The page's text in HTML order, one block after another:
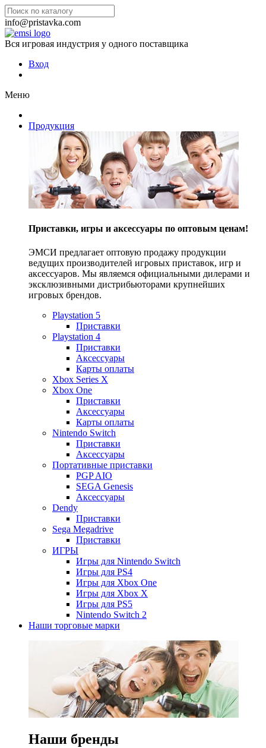
info@pristavka.com
Вся игровая индустрия у одного поставщика
Вход
Меню
Продукция
Приставки, игры и аксессуары по оптовым ценам!
ЭМСИ предлагает оптовую продажу продукции
ведущих производителей игровых приставок, игр и
аксессуаров. Мы являемся официальными дилерами и
эксклюзивными дистрибьюторами крупнейших
игровых брендов.
Playstation 5
Приставки
Playstation 4
Приставки
Аксессуары
Карты оплаты
Xbox Series X
Xbox One
Приставки
Аксессуары
Карты оплаты
Nintendo Switch
Приставки
Аксессуары
Портативные приставки
PGP AIO
SEGA Genesis
Аксессуары
Dendy
Приставки
Sega Megadrive
Приставки
ИГРЫ
Игры для Nintendo Switch
Игры для PS4
Игры для Xbox One
Игры для Xbox X
Игры для PS5
Nintendo Switch 2
Наши торговые марки
Наши бренды